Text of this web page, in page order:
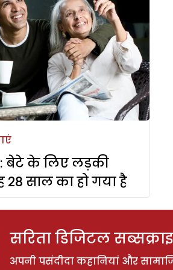
बेटे के लिए लड़की
28 साल का हो गया है
सरिता डिजिटल
अपनी पसंदीदा कहानियां और